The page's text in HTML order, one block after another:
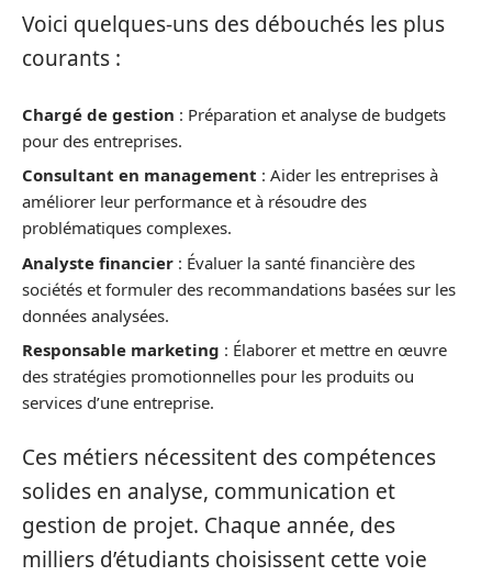
Voici quelques-uns des débouchés les plus
courants :
Chargé de gestion : Préparation et analyse de budgets
pour des entreprises.
Consultant en management : Aider les entreprises à
améliorer leur performance et à résoudre des
problématiques complexes.
Analyste financier : Évaluer la santé financière des
sociétés et formuler des recommandations basées sur les
données analysées.
Responsable marketing : Élaborer et mettre en œuvre
des stratégies promotionnelles pour les produits ou
services d’une entreprise.
Ces métiers nécessitent des compétences
solides en analyse, communication et
gestion de projet. Chaque année, des
milliers d’étudiants choisissent cette voie